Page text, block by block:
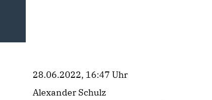
28.06.2022, 16:47 Uhr
Alexander Schulz